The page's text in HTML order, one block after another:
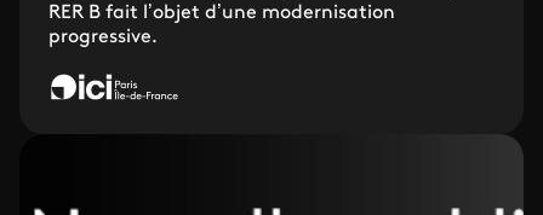
RER B fait l’objet d’une modernisation
progressive.